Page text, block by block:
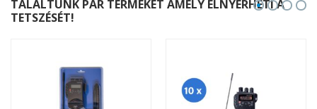
TALÁLTUNK PÁR TERMÉKET AMELY ELNYERHETI A
TETSZÉSÉT!